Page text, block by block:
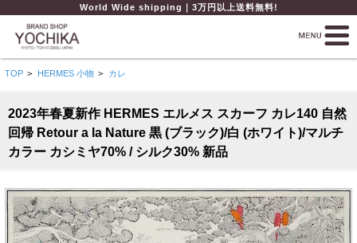
World Wide shipping｜3万円以上送料無料!
TOP > HERMES 小物 > カレ
2023年春夏新作 HERMES エルメス スカーフ カレ140 自然
回帰 Retour a la Nature 黒 (ブラック)/白 (ホワイト)/マルチ
カラー カシミヤ70% / シルク30% 新品